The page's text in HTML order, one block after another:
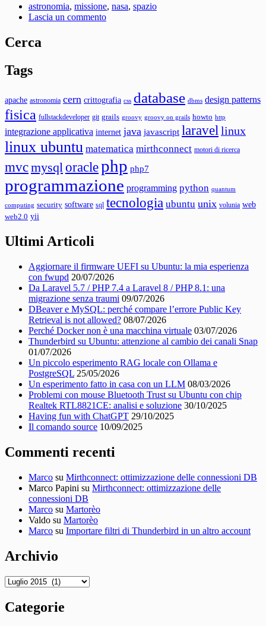
astronomia, missione, nasa, spazio
Lascia un commento
Cerca
Tags
apache astronomia cern crittografia css database dbms design patterns
fisica fullstackdeveloper git grails groovy groovy on grails howto http
integrazione applicativa internet java javascript laravellinux
linux ubuntu matematica mirthconnect motori di ricerca
mvcmysqloraclephp php7
programmazione programming python quantum
computing security software sql tecnologia ubuntu unix volunia web
web2.0 yii
Ultimi Articoli
Aggiornare il firmware UEFI su Ubuntu: la mia esperienza
con fwupd 20/07/2026
Da Laravel 5.7 / PHP 7.4 a Laravel 8 / PHP 8.1: una
migrazione senza traumi 09/07/2026
DBeaver e MySQL: perché compare l’errore Public Key
Retrieval is not allowed? 08/07/2026
Perché Docker non è una macchina virtuale 03/07/2026
Thunderbird su Ubuntu: attenzione al cambio dei canali Snap
01/07/2026
Un piccolo esperimento RAG locale con Ollama e
PostgreSQL 25/05/2026
Un esperimento fatto in casa con un LLM 08/03/2026
Problemi con mouse Bluetooth Trust su Ubuntu con chip
Realtek RTL8821CE: analisi e soluzione 30/10/2025
Having fun with ChatGPT 29/10/2025
Il comando source 10/09/2025
Commenti recenti
Marco su Mirthconnect: ottimizzazione delle connessioni DB
Marco Papini su Mirthconnect: ottimizzazione delle
connessioni DB
Marco su Martorèo
Valdo su Martorèo
Marco su Importare filtri di Thunderbird in un altro account
Archivio
Archivio
Categorie